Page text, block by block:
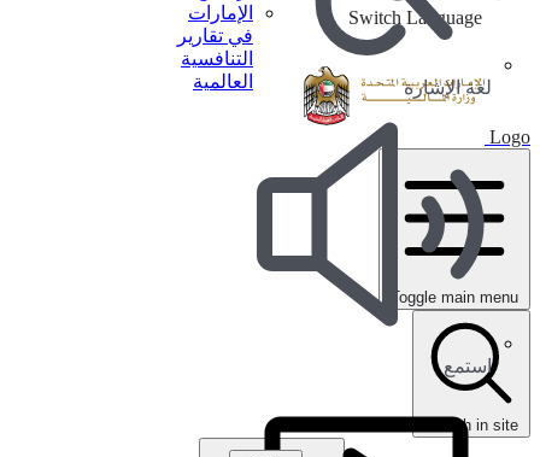
الإمارات
في تقارير
التنافسية
العالمية
لغة الإشارة
استمع
Switch Language
Logo
Toggle main menu
search in site